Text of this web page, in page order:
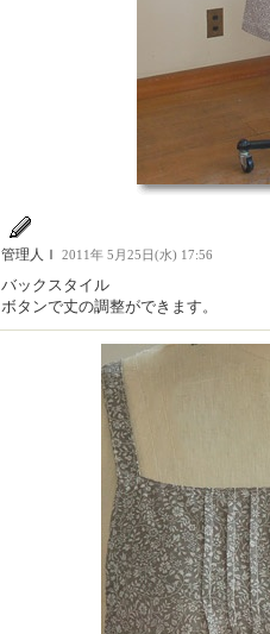
管理人Ｉ 2011年 5月25日(水) 17:56
バックスタイル
ボタンで丈の調整ができます。